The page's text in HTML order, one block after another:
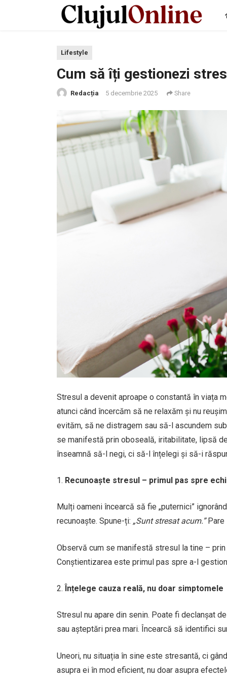
Lifestyle
Cum să îți gestionezi
Redacția 5 decembrie 2025 Share
Stresul a devenit aproape o constantă în viața
atunci când încercăm să ne relaxăm și nu
evităm, să ne distragem sau să-l ascundem
se manifestă prin oboseală, iritabilitate, lipsă
înseamnă să-l negi, ci să-l înțelegi și să-i
Recunoaște stresul – primul pas spre
Mulți oameni încearcă să fie „puternici”
recunoaște. Spune-ți: „Sunt stresat acum.”Pare
Observă cum se manifestă stresul la tine –
Conștientizarea este primul pas spre a-l
Înțelege cauza reală, nu doar simptomele
Stresul nu apare din senin. Poate fi declanșat
sau așteptări prea mari. Încearcă să identifici
Uneori, nu situația în sine este stresantă, ci
asupra ei în mod eficient, nu doar asupra